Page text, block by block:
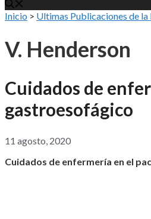
Inicio > Ultimas Publicaciones de la
V. Henderson
Cuidados de
gastroesofágico
11 agosto, 2020
Cuidados de enfermería en el